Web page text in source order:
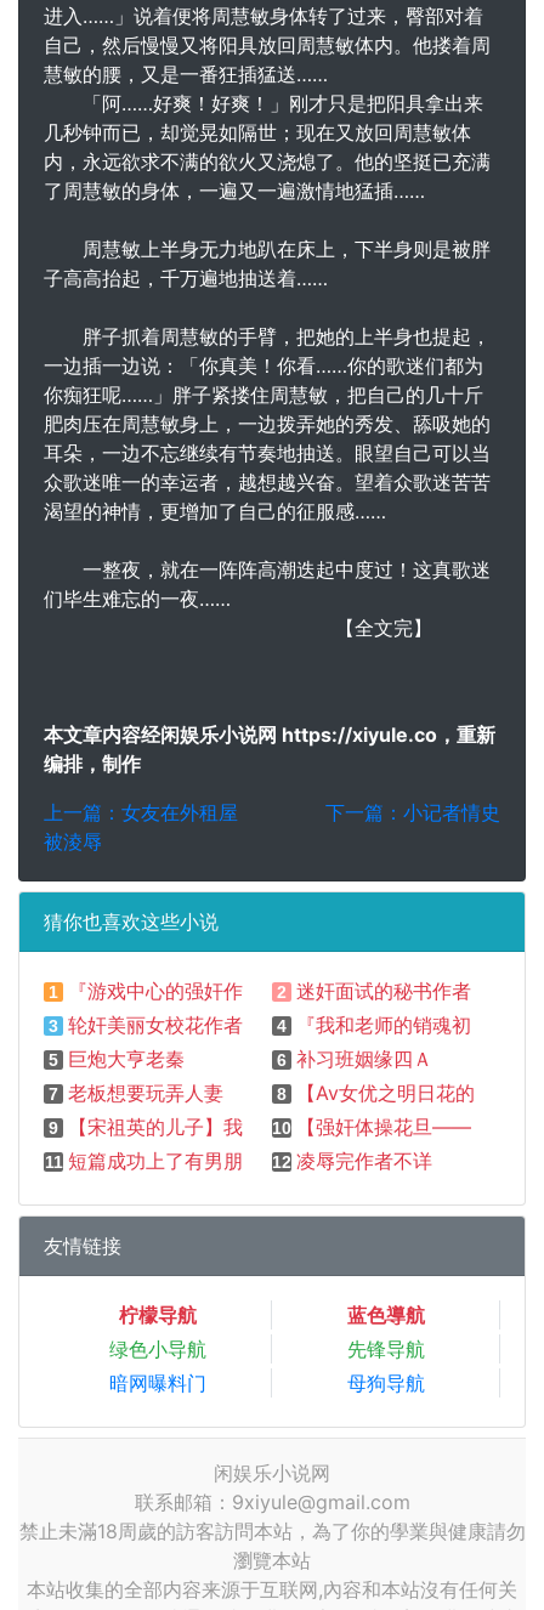
进入……」说着便将周慧敏身体转了过来，臀部对着
自己，然后慢慢又将阳具放回周慧敏体内。他搂着周
慧敏的腰，又是一番狂插猛送……
「阿……好爽！好爽！」刚才只是把阳具拿出来
几秒钟而已，却觉晃如隔世；现在又放回周慧敏体
内，永远欲求不满的欲火又浇熄了。他的坚挺已充满
了周慧敏的身体，一遍又一遍激情地猛插……
周慧敏上半身无力地趴在床上，下半身则是被胖
子高高抬起，千万遍地抽送着……
胖子抓着周慧敏的手臂，把她的上半身也提起，
一边插一边说：「你真美！你看……你的歌迷们都为
你痴狂呢……」胖子紧搂住周慧敏，把自己的几十斤
肥肉压在周慧敏身上，一边拨弄她的秀发、舔吸她的
耳朵，一边不忘继续有节奏地抽送。眼望自己可以当
众歌迷唯一的幸运者，越想越兴奋。望着众歌迷苦苦
渴望的神情，更增加了自己的征服感……
一整夜，就在一阵阵高潮迭起中度过！这真歌迷
们毕生难忘的一夜……
【全文完】
本文章内容经闲娱乐小说网 https://xiyule.co，重新
编排，制作
上一篇：女友在外租屋
被淩辱
下一篇：小记者情史
猜你也喜欢这些小说
1 『游戏中心的强奸作者不祥』 2 迷奸面试的秘书作者不详
3 轮奸美丽女校花作者不祥 4 『我和老师的销魂初夜』
5 巨炮大亨老秦 6 补习班姻缘四Ａ
7 老板想要玩弄人妻 8 【Av女优之明日花的感谢祭】【完】【作者杨小饕餮】
9 【宋祖英的儿子】我和妈妈祖英的同床之乐作者不详 10 【强奸体操花旦——俄罗斯美女帕伏洛娃】作者不详
11 短篇成功上了有男朋友的同事完整作者不详 12 凌辱完作者不详
友情链接
柠檬导航
蓝色導航
绿色小导航
先锋导航
暗网曝料门
母狗导航
闲娱乐小说网
联系邮箱：9xiyule@gmail.com
禁止未滿18周歲的訪客訪問本站，為了你的學業與健康請勿
瀏覽本站
本站收集的全部内容来源于互联网,內容和本站沒有任何关